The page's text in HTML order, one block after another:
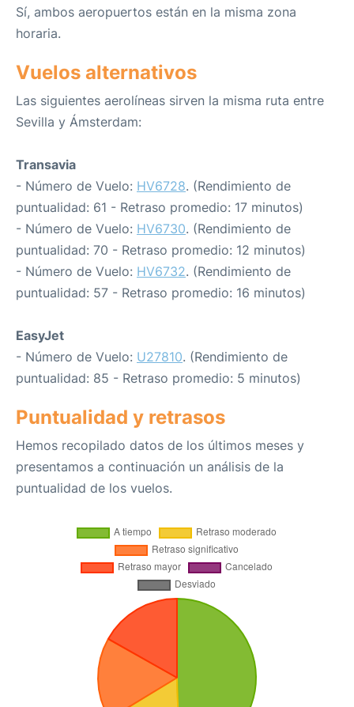
Sí, ambos aeropuertos están en la misma zona
horaria.
Vuelos alternativos
Las siguientes aerolíneas sirven la misma ruta entre
Sevilla y Ámsterdam:
Transavia
- Número de Vuelo: HV6728. (Rendimiento de
puntualidad: 61 - Retraso promedio: 17 minutos)
- Número de Vuelo: HV6730. (Rendimiento de
puntualidad: 70 - Retraso promedio: 12 minutos)
- Número de Vuelo: HV6732. (Rendimiento de
puntualidad: 57 - Retraso promedio: 16 minutos)
EasyJet
- Número de Vuelo: U27810. (Rendimiento de
puntualidad: 85 - Retraso promedio: 5 minutos)
Puntualidad y retrasos
Hemos recopilado datos de los últimos meses y
presentamos a continuación un análisis de la
puntualidad de los vuelos.